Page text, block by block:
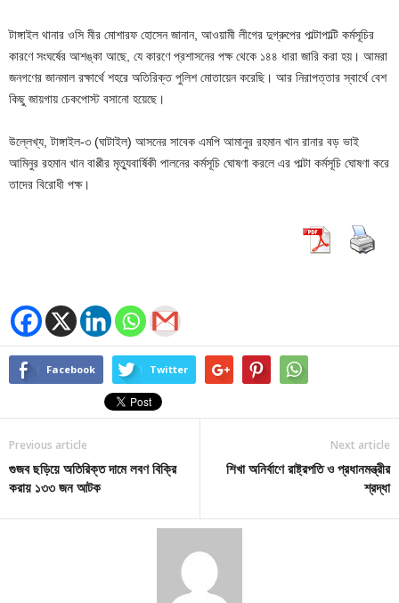
টাঙ্গাইল থানার ওসি মীর মোশারফ হোসেন জানান, আওয়ামী লীগের দুগ্রুপের পাল্টাপাল্টি কর্মসূচির
কারণে সংঘর্ষের আশঙ্কা আছে, যে কারণে প্রশাসনের পক্ষ থেকে ১৪৪ ধারা জারি করা হয়। আমরা
জনগণের জানমাল রক্ষার্থে শহরে অতিরিক্ত পুলিশ মোতায়েন করেছি। আর নিরাপত্তার স্বার্থে বেশ
কিছু জায়গায় চেকপোস্ট বসানো হয়েছে।
উল্লেখ্য, টাঙ্গাইল-৩ (ঘাটাইল) আসনের সাবেক এমপি আমানুর রহমান খান রানার বড় ভাই
আমিনুর রহমান খান বাপ্পীর মৃত্যুবার্ষিকী পালনের কর্মসূচি ঘোষণা করলে এর পাল্টা কর্মসূচি ঘোষণা করে
তাদের বিরোধী পক্ষ।
Facebook Twitter
Previous article
গুজব ছড়িয়ে অতিরিক্ত দামে লবণ বিক্রি
করায় ১৩৩ জন আটক
Next article
শিখা অনির্বাণে রাষ্ট্রপতি ও প্রধানমন্ত্রীর
শ্রদ্ধা